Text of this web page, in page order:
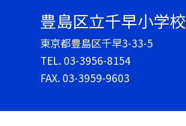
豊島区立千早小学校
東京都豊島区千早3-33-5
TEL. 03-3956-8154
FAX. 03-3959-9603